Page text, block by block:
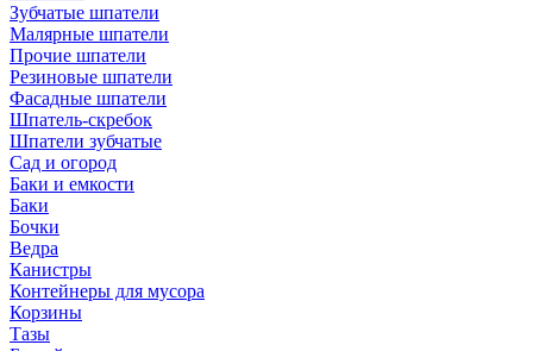
Зубчатые шпатели
Малярные шпатели
Прочие шпатели
Резиновые шпатели
Фасадные шпатели
Шпатель-скребок
Шпатели зубчатые
Сад и огород
Баки и емкости
Баки
Бочки
Ведра
Канистры
Контейнеры для мусора
Корзины
Тазы